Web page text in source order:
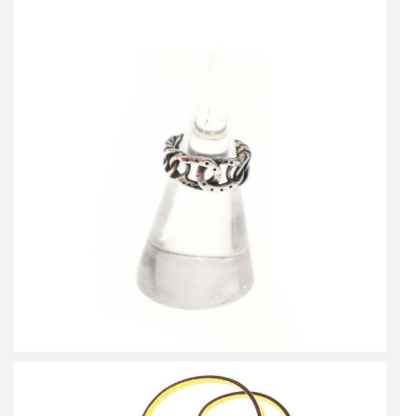
エルメス 1970’s ビンテージ ホースシューチェーンリング
買取金額50,000円
詳しく見る